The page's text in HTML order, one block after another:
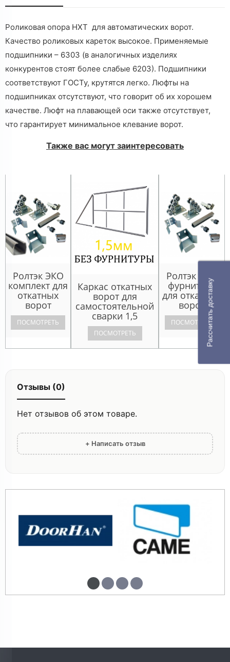
Роликовая опора НХТ для автоматических ворот.
Качество роликовых кареток высокое. Применяемые
подшипники – 6303 (в аналогичных изделиях
конкурентов стоят более слабые 6203). Подшипники
соответствуют ГОСТу, крутятся легко. Люфты на
подшипниках отсутствуют, что говорит об их хорошем
качестве. Люфт на плавающей оси также отсутствует,
что гарантирует минимальное клевание ворот.
Также вас могут заинтересовать
Ролтэк ЭКО
комплект для
откатных
ворот
ПОСМОТРЕТЬ
Каркас откатных
ворот для
самостоятельной
сварки 1,5
ПОСМОТРЕТЬ
Ролтэк ЭКО
фурнитура
для откатных
ворот
ПОСМОТРЕТЬ
Отзывы (0)
Нет отзывов об этом товаре.
+ Написать отзыв
Рассчитать доставку